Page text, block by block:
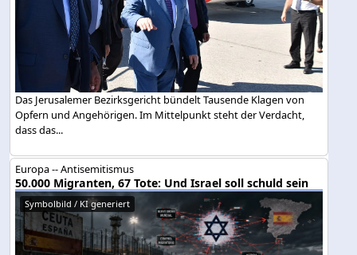
Das Jerusalemer Bezirksgericht bündelt Tausende Klagen von
Opfern und Angehörigen. Im Mittelpunkt steht der Verdacht,
dass das...
Europa -- Antisemitismus
50.000 Migranten, 67 Tote: Und Israel soll schuld sein
Symbolbild / KI generiert